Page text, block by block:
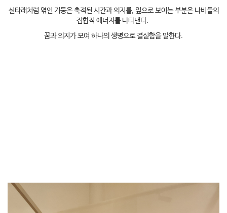
실타래처럼 엮인 기둥은 축적된 시간과 의지를, 잎으로 보이는 부분은 나비들의
집합적 에너지를 나타낸다.
꿈과 의지가 모여 하나의 생명으로 결실함을 말한다.